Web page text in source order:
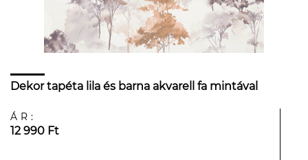
Dekor tapéta lila és barna akvarell fa mintával
ÁR:
12 990 Ft